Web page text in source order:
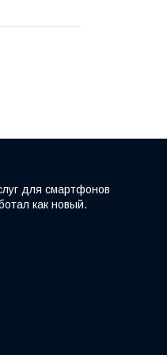
для смартфонов
как новый.